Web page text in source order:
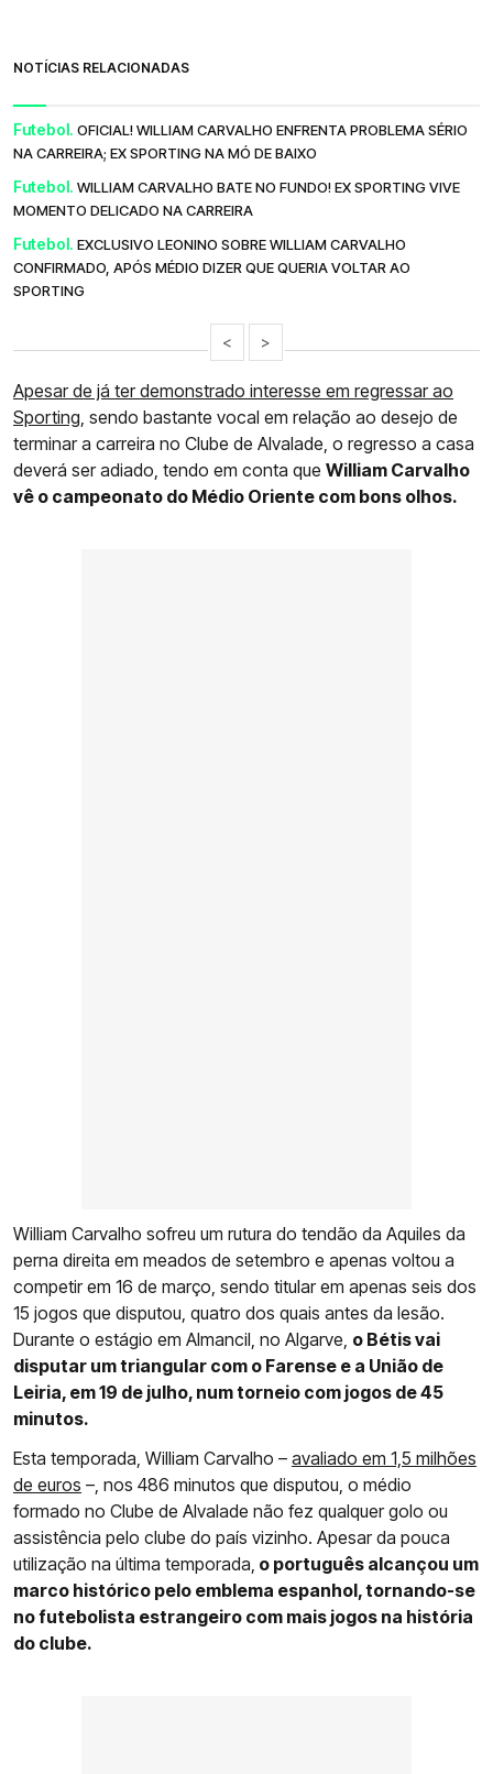
NOTÍCIAS RELACIONADAS
Futebol. OFICIAL! WILLIAM CARVALHO ENFRENTA PROBLEMA SÉRIO
NA CARREIRA; EX SPORTING NA MÓ DE BAIXO
Futebol. WILLIAM CARVALHO BATE NO FUNDO! EX SPORTING VIVE
MOMENTO DELICADO NA CARREIRA
Futebol. EXCLUSIVO LEONINO SOBRE WILLIAM CARVALHO
CONFIRMADO, APÓS MÉDIO DIZER QUE QUERIA VOLTAR AO
SPORTING
< >
Apesar de já ter demonstrado interesse em regressar ao
Sporting, sendo bastante vocal em relação ao desejo de
terminar a carreira no Clube de Alvalade, o regresso a casa
deverá ser adiado, tendo em conta que William Carvalho
vê o campeonato do Médio Oriente com bons olhos.
William Carvalho sofreu um rutura do tendão da Aquiles da
perna direita em meados de setembro e apenas voltou a
competir em 16 de março, sendo titular em apenas seis dos
15 jogos que disputou, quatro dos quais antes da lesão.
Durante o estágio em Almancil, no Algarve, o Bétis vai
disputar um triangular com o Farense e a União de
Leiria, em 19 de julho, num torneio com jogos de 45
minutos.
Esta temporada, William Carvalho – avaliado em 1,5 milhões
de euros –, nos 486 minutos que disputou, o médio
formado no Clube de Alvalade não fez qualquer golo ou
assistência pelo clube do país vizinho. Apesar da pouca
utilização na última temporada, o português alcançou um
marco histórico pelo emblema espanhol, tornando-se
no futebolista estrangeiro com mais jogos na história
do clube.